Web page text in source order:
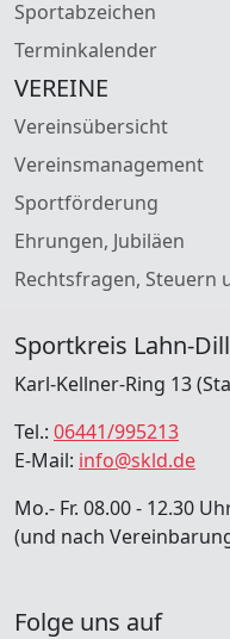
Sportabzeichen
Terminkalender
VEREINE
Vereinsübersicht
Vereinsmanagement
Sportförderung
Ehrungen, Jubiläen
Rechtsfragen, Steuern
Sportkreis Lahn-Dill
Karl-Kellner-Ring 13
Tel.: 06441/995213
E-Mail: info@skld.de
Mo.- Fr. 08.00 - 12.30
(und nach
Folge uns auf